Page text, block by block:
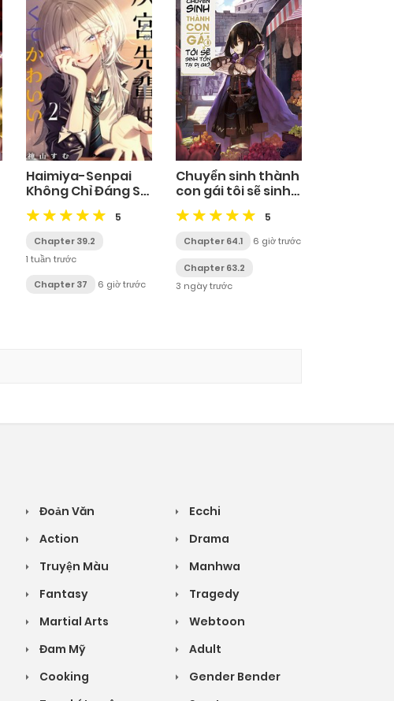
Haimiya-Senpai
Không Chỉ Đáng Sợ
Mà Còn Dễ Thương
5
Chapter 39.2
1 tuần trước
Chapter 37
6 giờ trước
Chuyển sinh thành
con gái tôi sẽ sinh
tồn tại dị giới
5
Chapter 64.1 6 giờ trước
Chapter 63.2
3 ngày trước
Đoản Văn
Ecchi
Action
Drama
Truyện Màu
Manhwa
Fantasy
Tragedy
Martial Arts
Webtoon
Đam Mỹ
Adult
Cooking
Gender Bender